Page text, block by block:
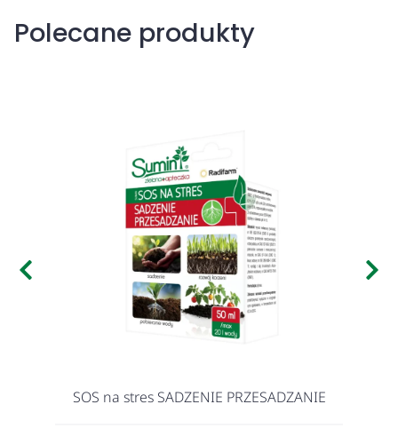
Polecane produkty
SOS na stres SADZENIE PRZESADZANIE